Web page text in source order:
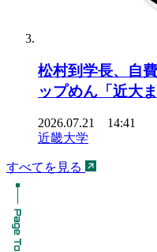
松村到学長、自
ップめん「近大
2026.07.21 14:41
近畿大学
すべてを見る